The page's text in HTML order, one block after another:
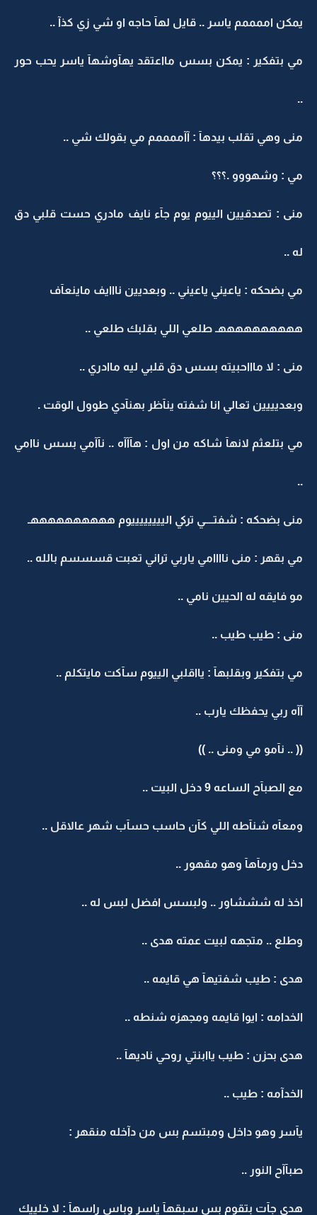
يمكن اممممم ياسر .. قايل لهآ حاجه او شي زي كذآ ..
مي بتفكير : يمكن بسس مااعتقد يهآوشهآ ياسر يحب حور
..
منى وهي تقلب بيدهآ : آآممممم مي بقولك شي ..
مي : وشهووو .؟؟؟
منى : تصدقيين الييوم يوم جآء نايف مادري حست قلبي دق
له ..
مي بضحكه : ياعيني ياعيني .. وبعديين نااايف ماينعآف
ههههههههههـ طلعي اللي بقلبك طلعي ..
منى : لا ماااحبيته بسس دق قلبي ليه ماادري ..
وبعديييين تعالي انا شفته ينآظر بهنآدي طوول الوقت .
مي بتلعثم لانهآ شاكه من اول : هآآآه .. نآآمي بسس ناامي
..
منى بضحكه : شفتــــي تركي الييييييييوم ههههههههههـ
مي بقهر : منى ناااامي ياربي تراني تعبت قسسسم بالله ..
مو فايقه له الحيين نامي ..
منى : طيب طيب ..
مي بتفكير وبقلبهآ : يااقلبي الييوم سآكت مايتكلم ..
آآه ربي يحفظك يارب ..
(( .. نآمو مي ومنى .. ))
مع الصبآح الساعه 9 دخل البيت ..
ومعآه شنآطه اللي كآن حاسب حسآب شهر عالاقل ..
دخل ورمآهآ وهو مقهور ..
اخذ له شششاور .. ولبسس افضل لبس له ..
وطلع .. متجهه لبيت عمته هدى ..
هدى : طيب شفتيهآ هي قايمه ..
الخدامه : ايوا قايمه ومجهزه شنطه ..
هدى بحزن : طيب ياابنتي روحي ناديهآ ..
الخدآمه : طيب ..
يآسر وهو داخل ومبتسم بس من دآخله منقهر :
صبآآح النور ..
هدى جآت بتقوم بس سبقهآ ياسر وباس راسهآ : لا خلييك